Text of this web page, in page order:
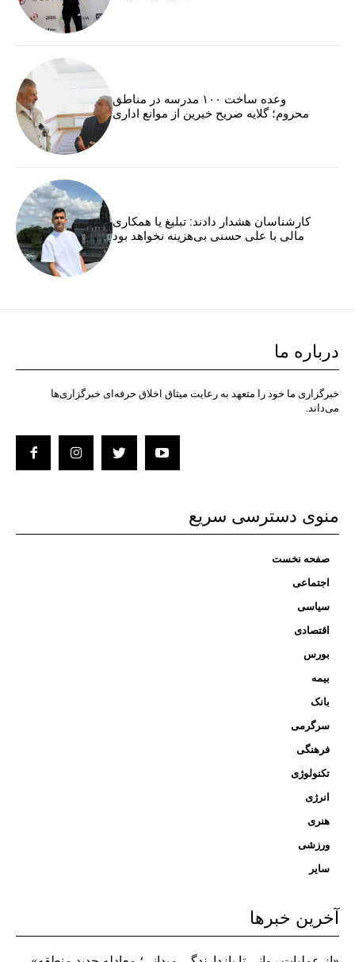
وعده ساخت ۱۰۰ مدرسه در مناطق
محروم؛ گلایه صریح خیرین از موانع اداری
کارشناسان هشدار دادند: تبلیغ یا همکاری
مالی با علی حسنی بی‌هزینه نخواهد بود
درباره ما
خبرگزاری ما خود را متعهد به رعایت میثاق اخلاق حرفه‌ای خبرگزاری‌ها
می‌داند.
منوی دسترسی سریع
صفحه نخست
اجتماعی
سیاسی
اقتصادی
بورس
بیمه
بانک
سرگرمی
فرهنگی
تکنولوژی
انرژی
هنری
ورزشی
سایر
آخرین خبرها